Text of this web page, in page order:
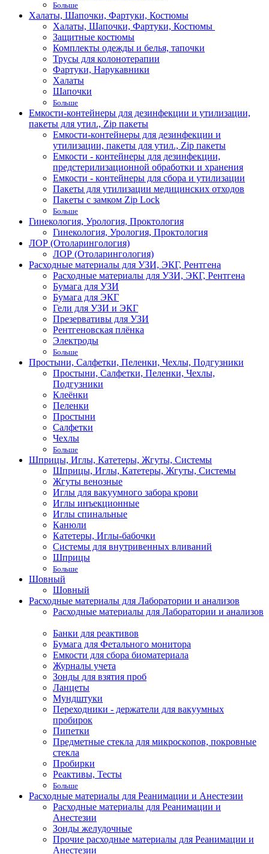
Больше
Халаты, Шапочки, Фартуки, Костюмы
Халаты, Шапочки, Фартуки, Костюмы
Защитные костюмы
Комплекты одежды и белья, тапочки
Трусы для колонотерапии
Фартуки, Нарукавники
Халаты
Шапочки
Больше
Емкости-контейнеры для дезинфекции и утилизации,
пакеты для утил., Zip пакеты
Емкости-контейнеры для дезинфекции и
утилизации, пакеты для утил., Zip пакеты
Емкости - контейнеры для дезинфекции,
предстерилизационной обработки и хранения
Емкости - контейнеры для сбора и утилизации
Пакеты для утилизации медицинских отходов
Пакеты с замком Zip Lock
Больше
Гинекология, Урология, Проктология
Гинекология, Урология, Проктология
ЛОР (Отоларингология)
ЛОР (Отоларингология)
Расходные материалы для УЗИ, ЭКГ, Рентгена
Расходные материалы для УЗИ, ЭКГ, Рентгена
Бумага для УЗИ
Бумага для ЭКГ
Гели для УЗИ и ЭКГ
Презервативы для УЗИ
Рентгеновская плёнка
Электроды
Больше
Простыни, Салфетки, Пеленки, Чехлы, Подгузники
Простыни, Салфетки, Пеленки, Чехлы,
Подгузники
Клеёнки
Пеленки
Простыни
Салфетки
Чехлы
Больше
Шприцы, Иглы, Катетеры, Жгуты, Системы
Шприцы, Иглы, Катетеры, Жгуты, Системы
Жгуты венозные
Иглы для вакуумного забора крови
Иглы инъекционные
Иглы спинальные
Канюли
Катетеры, Иглы-бабочки
Системы для внутривенных вливаний
Шприцы
Больше
Шовный
Шовный
Расходные материалы для Лаборатории и анализов
Расходные материалы для Лаборатории и анализов
Банки для реактивов
Бумага для Фетального монитора
Емкости для сбора биоматериала
Журналы учета
Зонды для взятия проб
Ланцеты
Мундштуки
Переходники - держатели для вакуумных
пробирок
Пипетки
Предметные стекла для микроскопов, покровные
стекла
Пробирки
Реактивы, Тесты
Больше
Расходные материалы для Реанимации и Анестезии
Расходные материалы для Реанимации и
Анестезии
Зонды желудочные
Прочие расходные материалы для Реанимации и
Анестезии